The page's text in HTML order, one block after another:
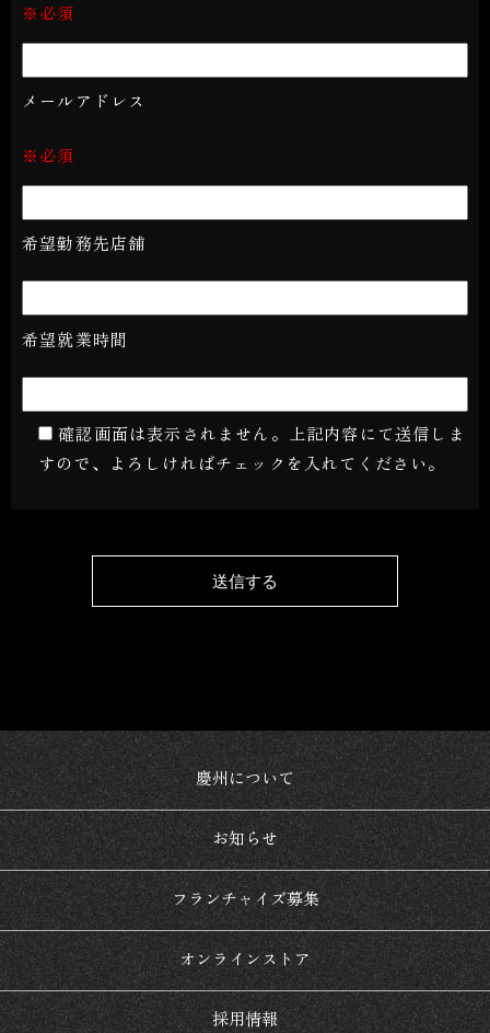
※必須
メールアドレス
※必須
希望勤務先店舗
希望就業時間
確認画面は表示されません。上記内容にて送信しま
すので、よろしければチェックを入れてください。
慶州について
お知らせ
フランチャイズ募集
オンラインストア
採用情報